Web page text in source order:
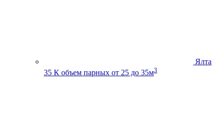
Ялта
35 К объем парных от 25 до 35м3